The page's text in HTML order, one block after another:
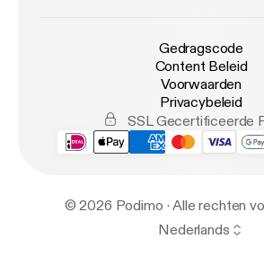
Gedragscode
Content Beleid
Voorwaarden
Privacybeleid
SSL Gecertificeerde
© 2026 Podimo · Alle rechten
Nederlands